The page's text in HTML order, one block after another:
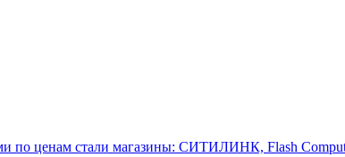
по ценам стали магазины: СИТИЛИНК, Flash